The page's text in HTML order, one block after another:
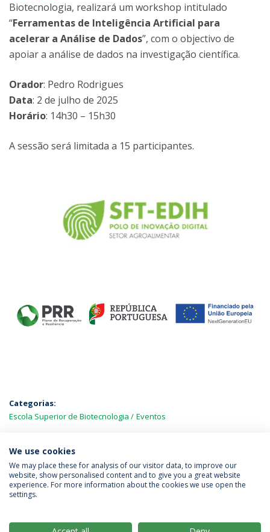
Biotecnologia, realizará um workshop intitulado
“Ferramentas de Inteligência Artificial para
acelerar a Análise de Dados”, com o objectivo de
apoiar a análise de dados na investigação científica.
Orador: Pedro Rodrigues
Data: 2 de julho de 2025
Horário: 14h30 – 15h30
A sessão será limitada a 15 participantes.
Categorias:
Escola Superior de Biotecnologia
Eventos
MAIS NOTÍCIAS
Política de Privacidade
Termos & Condições
We use cookies
We may place these for analysis of our visitor data, to improve our
website, show personalised content and to give you a great website
experience. For more information about the cookies we use open the
settings.